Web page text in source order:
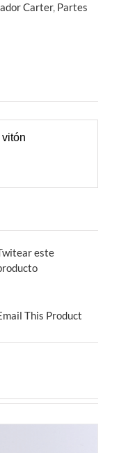
Carter, Partes
este
This Product